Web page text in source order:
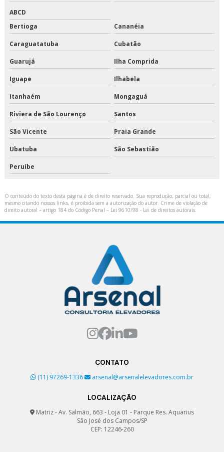
Peças de elevadores
Peças de reposição para elevadores
Plano de manutenção de elevadores
Preço de peças de elevadores
Quanto custa modernização de elevadores
Redesign de elevadores
Reforma de cabine elevador
Relatório de inspeção anual dos elevadores
Reparação de elevadores
Consultoria e suporte para elevadores
Consultoria especializada em manutenção de elevadores
Consultoria para manutenção de elevadores
Consultoria para serviços de elevadores
Consultoria profissional em elevadores
Consultoria técnica para síndicos sobre elevadores
ABCD
Bertioga
Cananéia
Caraguatatuba Cubatão
Guarujá Ilha Comprida
Iguape Ilhabela
Itanhaém Mongaguá
Riviera de São Lourenço Santos
São Vicente Praia Grande
Ubatuba São Sebastião
Peruíbe
O conteúdo do texto desta página é de direito reservado. Sua reprodução, parcial ou total,
mesmo citando nossos links, é proibida sem a autorização do autor. Crime de violação de
direito autoral – artigo 184 do Código Penal – Lei 9610/98 - Lei de direitos autorais.
CONTATO
(11) 97269-1336
arsenal@arsenalelevadores.com.br
LOCALIZAÇÃO
Matriz - Av. Salmão, 663 - Loja 01 - Parque Res. Aquarius
São José dos Campos/SP
CEP: 12246-260